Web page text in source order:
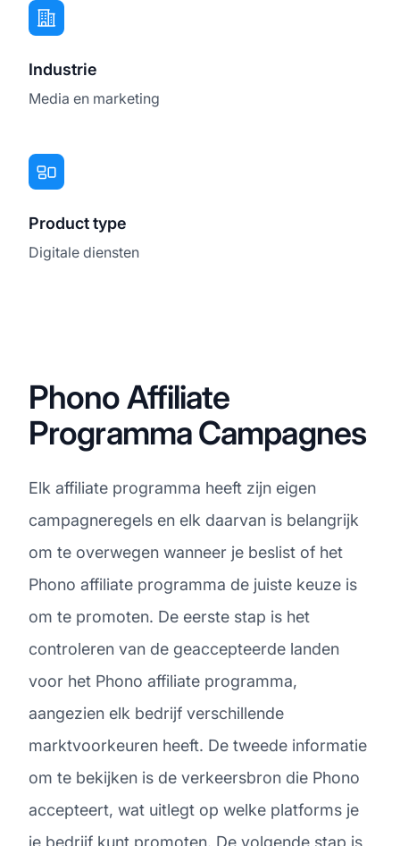
Industrie
Media en marketing
Product type
Digitale diensten
Phono Affiliate
Programma Campagnes
Elk affiliate programma heeft zijn eigen
campagneregels en elk daarvan is belangrijk
om te overwegen wanneer je beslist of het
Phono affiliate programma de juiste keuze is
om te promoten. De eerste stap is het
controleren van de geaccepteerde landen
voor het Phono affiliate programma,
aangezien elk bedrijf verschillende
marktvoorkeuren heeft. De tweede informatie
om te bekijken is de verkeersbron die Phono
accepteert, wat uitlegt op welke platforms je
je bedrijf kunt promoten. De volgende stap is